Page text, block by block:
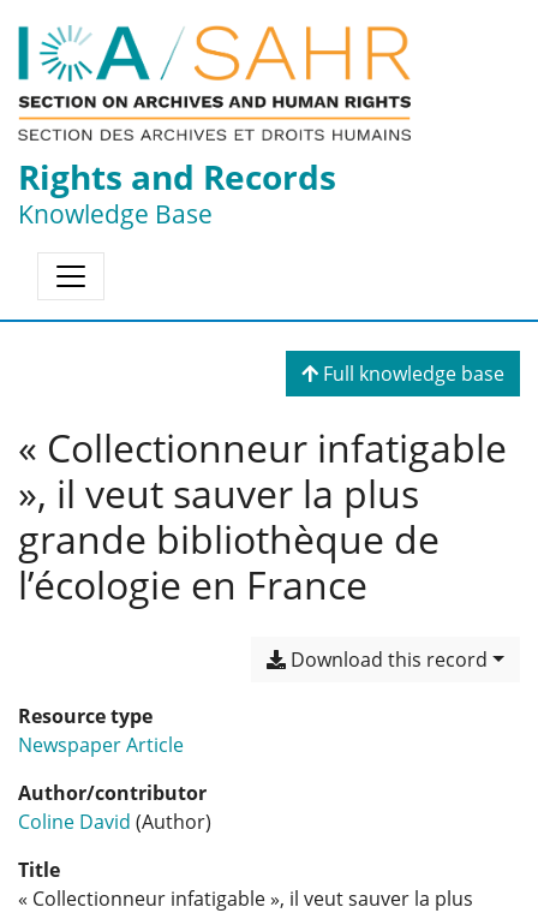
Rights and Records
Knowledge Base
Full knowledge base
« Collectionneur infatigable
», il veut sauver la plus
grande bibliothèque de
l’écologie en France
Download this record
Resource type
Newspaper Article
Author/contributor
Coline David (Author)
Title
« Collectionneur infatigable », il veut sauver la plus